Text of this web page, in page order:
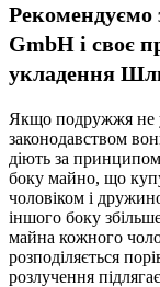
GmbH і своє
укладення
Якщо подружжя не
законодавством
діють за
боку майно, що
чоловіком і
іншого боку
майна кожного
розподіляється
розлучення